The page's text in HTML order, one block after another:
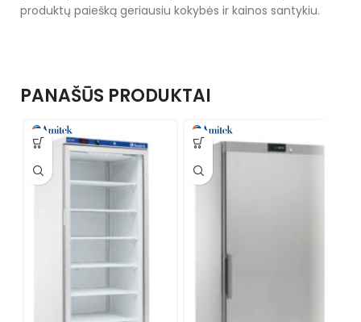
produktų paiešką geriausiu kokybės ir kainos santykiu.
PANAŠŪS PRODUKTAI